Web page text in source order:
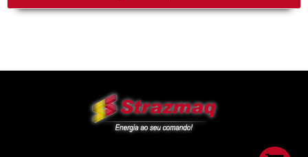
em Instalações
Saiba as vantagens e riscos de aderir à tarifa branca de energia
Produção da Air Safety reduz importação de máscaras de proteção
MINI E MICROGERAÇÃO DISTRIBUÍDA – SISTEMA DE